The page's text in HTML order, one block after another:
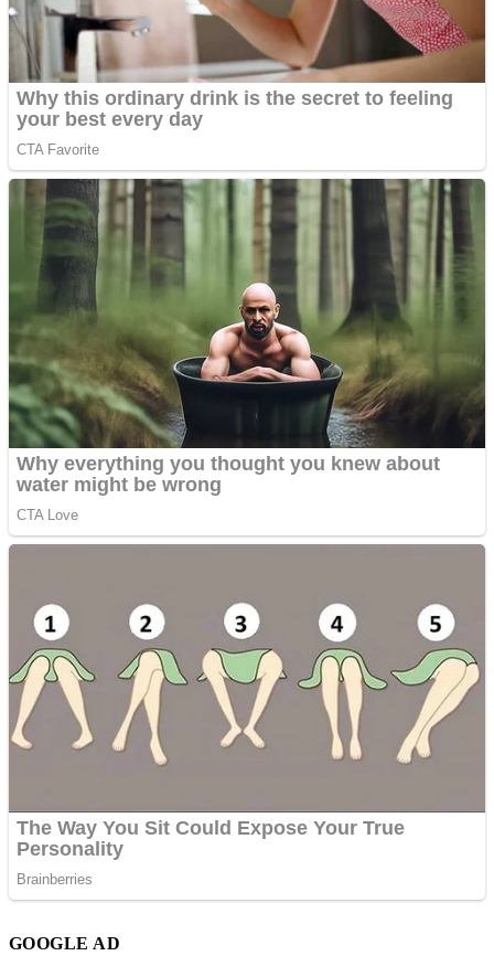
GOOGLE AD